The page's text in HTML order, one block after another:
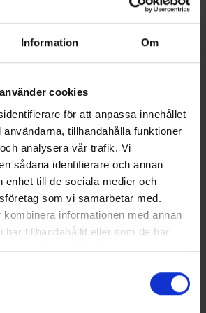
Information Om
cookies
för att anpassa innehållet
tillhandahålla funktioner
analysera vår trafik. Vi
sådana identifierare och annan
enhet till de sociala medier och
som vi samarbetar med.
informationen med annan
har tillhandahållit eller som de har
använt deras tjänster.
für gleichmäßige, sanfte
Ionen-Batterie, die bis zu 10 Stunden
sich 360° um die Finger und den
undurchlässig für Nässe und gute
für zwei Batterien, verdoppelt die
um den Handschuh nicht zu verlieren
Passform mit Jacken
auch
Autoladegerät 12-24V 2xUSB